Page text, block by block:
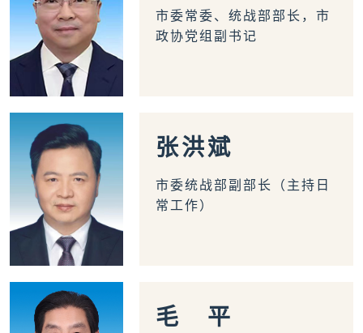
市委常委、统战部部长，市
政协党组副书记
张洪斌
市委统战部副部长（主持日
常工作）
毛 平